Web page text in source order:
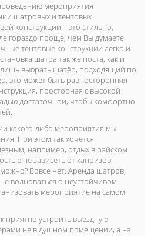
мероприятия
шатровых и тентовых
конструкции – это стильно,
гораздо проще, чем Вы думаете.
тентовые конструкции легко и
шатра так же поста, как и
выбрать шатёр, подходящий по
это может быть равносторонняя
просторная с высокой
достаточной, чтобы комфортно
какого-либо мероприятия мы
При этом так хочется
например, отдых в райском
не зависеть от капризов
Вовсе нет. Аренда шатров,
волноваться о неустойчивом
мероприятие на самом
приятно устроить выездную
не в душном помещении, а на